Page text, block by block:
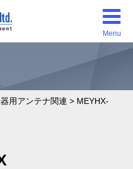
Menu
用アンテナ関連 > MEYHX-